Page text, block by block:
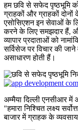
हम छवि से सफेद पृष्ठभूमि
ग्राहकों और ग्राहकों
एसोसिएशन इन सेवाओं के
करने के लिए समझदार हैं,
व्यापार प्रदाताओं को
सर्विसेज पर विचार की
असाधारण होती हैं।
अम्मैया दिल्ली एनसीआर में
"हमारा निश्चित लक्ष्य
बाजार में ग्राहक के